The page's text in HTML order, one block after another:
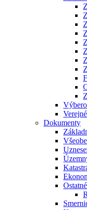
Dokumenty